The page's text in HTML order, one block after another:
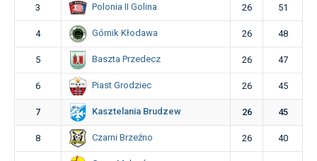
3 Polonia II Golina 26 51
4 Górnik Kłodawa 26 48
5 Baszta Przedecz 26 47
6 Piast Grodziec 26 45
7 Kasztelania Brudzew 26 45
8 Czarni Brzeźno 26 40